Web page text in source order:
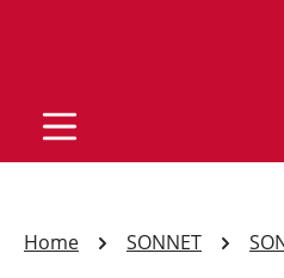
Home SONNET